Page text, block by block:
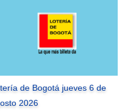
de Bogotá jueves 6 de
2026